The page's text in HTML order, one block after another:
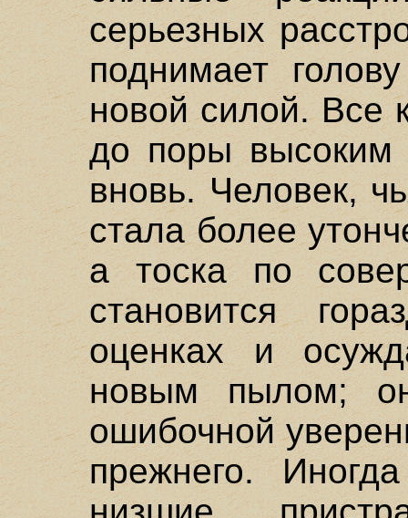
серьезных
поднимает
новой силой. Все
до поры высоким
вновь. Человек,
стала более
а тоска по
становится
оценках и
новым пылом;
ошибочной
прежнего.